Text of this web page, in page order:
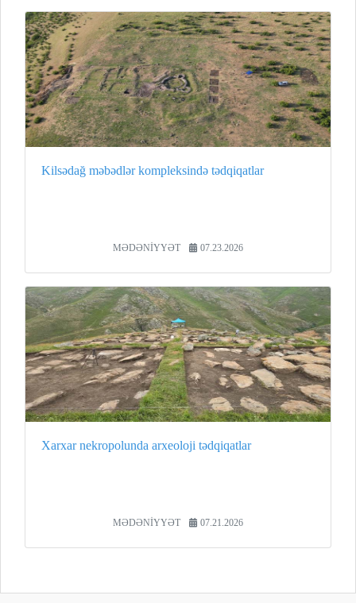
Kilsədağ məbədlər kompleksində tədqiqatlar
MƏDƏNİYYƏT 07.23.2026
Xarxar nekropolunda arxeoloji tədqiqatlar
MƏDƏNİYYƏT 07.21.2026